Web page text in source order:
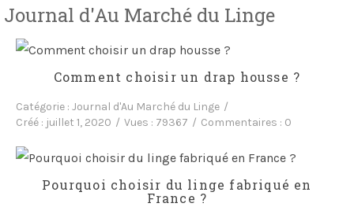
Journal d'Au Marché du Linge
Comment choisir un drap housse ?
Catégorie : Journal d'Au Marché du Linge
Créé : juillet 1, 2020 Vues : 79367 Commentaires : 0
Pourquoi choisir du linge fabriqué en
France ?